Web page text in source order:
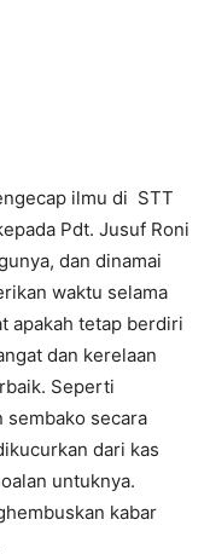
ilmu di STT
Pdt. Jusuf Roni
dan dinamai
waktu selama
apakah tetap berdiri
dan kerelaan
Seperti
sembako secara
dari kas
untuknya.
kabar